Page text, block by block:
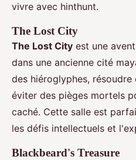
vivre avec hinthunt.
The Lost City
The Lost City est une
dans une ancienne cité
des hiéroglyphes,
éviter des pièges mortels
caché. Cette salle est
les défis intellectuels et
Blackbeard's Treasure